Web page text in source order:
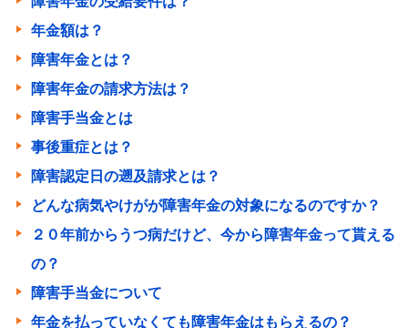
年金額は？
障害年金とは？
障害年金の請求方法は？
障害手当金とは
事後重症とは？
障害認定日の遡及請求とは？
どんな病気やけがが障害年金の対象になるのですか？
２０年前からうつ病だけど、今から障害年金って貰える
の？
障害手当金について
年金を払っていなくても障害年金はもらえるの？